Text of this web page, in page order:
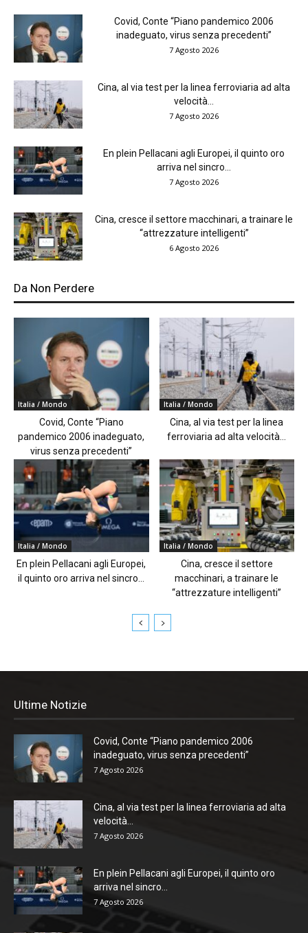
Covid, Conte “Piano pandemico 2006
inadeguato, virus senza precedenti”
7 Agosto 2026
Cina, al via test per la linea ferroviaria ad alta
velocità...
7 Agosto 2026
En plein Pellacani agli Europei, il quinto oro
arriva nel sincro...
7 Agosto 2026
Cina, cresce il settore macchinari, a trainare le
“attrezzature intelligenti”
6 Agosto 2026
Da Non Perdere
Italia / Mondo
Covid, Conte “Piano
pandemico 2006 inadeguato,
virus senza precedenti”
Italia / Mondo
Cina, al via test per la linea
ferroviaria ad alta velocità...
Italia / Mondo
En plein Pellacani agli Europei,
il quinto oro arriva nel sincro...
Italia / Mondo
Cina, cresce il settore
macchinari, a trainare le
“attrezzature intelligenti”
Ultime Notizie
Covid, Conte “Piano pandemico 2006
inadeguato, virus senza precedenti”
7 Agosto 2026
Cina, al via test per la linea ferroviaria ad alta
velocità...
7 Agosto 2026
En plein Pellacani agli Europei, il quinto oro
arriva nel sincro...
7 Agosto 2026